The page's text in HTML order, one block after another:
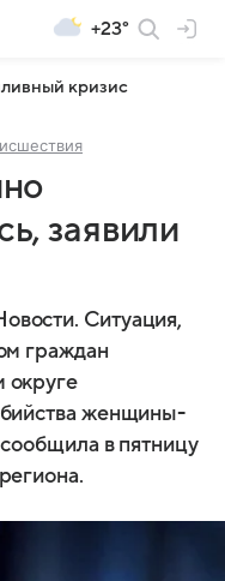
+23°
кризис
заявили
Ситуация,
граждан
округе
женщины-
сообщила в пятницу